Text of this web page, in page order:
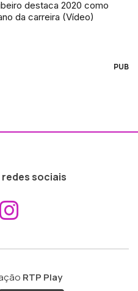
destaca 2020 como
da carreira (Vídeo)
PUB
sociais
Aceder ao
RTP Play